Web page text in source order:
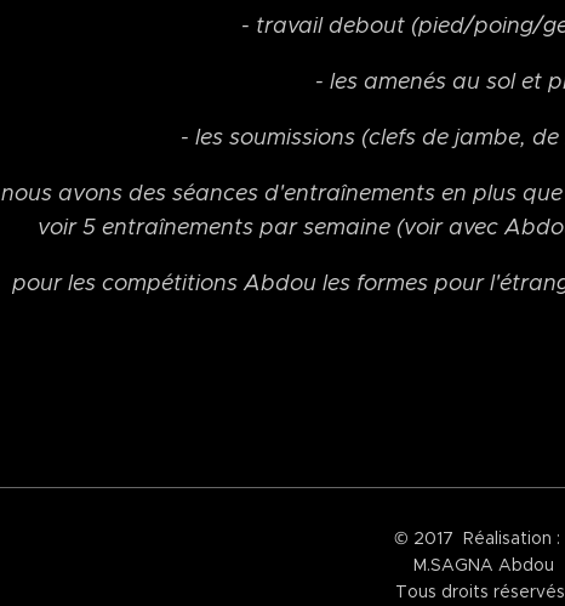
- travail debout (pied/poing/
- les amenés au sol et
- les soumissions (clefs de jambe,
nous avons des séances d'entraînements en plus
voir 5 entraînements par semaine (voir avec
pour les compétitions Abdou les formes pour
© 2017 Réalisation :
M.SAGNA Abdou
Tous droits